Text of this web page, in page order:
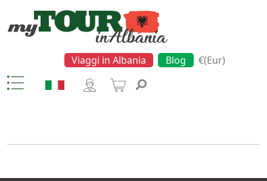
Viaggi in Albania Blog €(Eur)